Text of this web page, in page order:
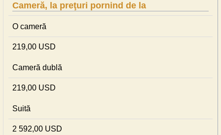
Cameră, la preţuri pornind de la
O cameră
219,00 USD
Cameră dublă
219,00 USD
Suită
2 592,00 USD